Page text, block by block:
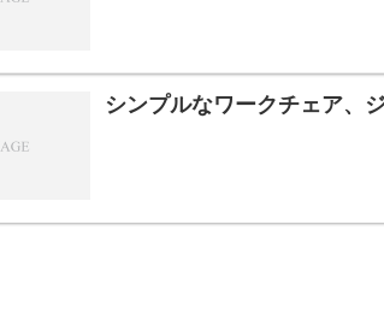
シンプルなワークチェア、